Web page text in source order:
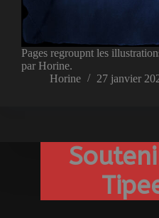
Pages regroupnt les
par Horine.
Horine
27 janvier